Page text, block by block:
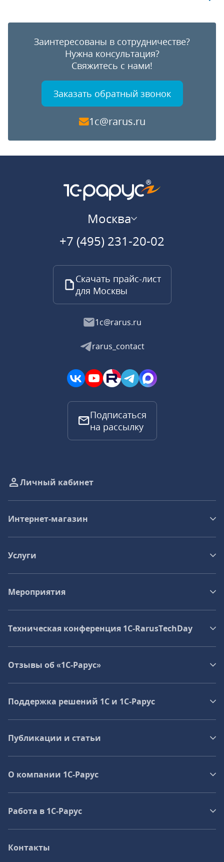
Заинтересованы в сотрудничестве?
Нужна консультация?
Свяжитесь с нами!
Заказать обратный звонок
1c@rarus.ru
Москва
+7 (495) 231-20-02
Скачать прайс-лист
для Москвы
1c@rarus.ru
rarus_contact
Подписаться
на рассылку
Личный кабинет
Интернет-магазин
Услуги
Мероприятия
Техническая конференция 1C‑RarusTechDay
Отзывы об «1С-Рарус»
Поддержка решений 1С и 1С‑Рарус
Публикации и статьи
О компании 1C-Рарус
Работа в 1С‑Рарус
Контакты